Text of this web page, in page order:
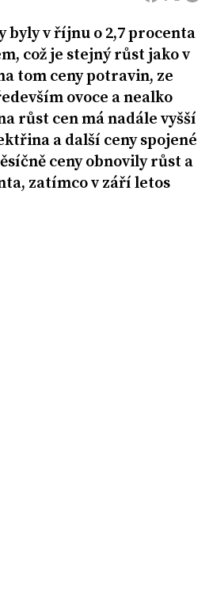
byly v říjnu o 2,7 procenta
což je stejný růst jako v
tom ceny potravin, ze
ovoce a nealko
růst cen má nadále vyšší
a další ceny spojené
ceny obnovily růst a
zatímco v září letos